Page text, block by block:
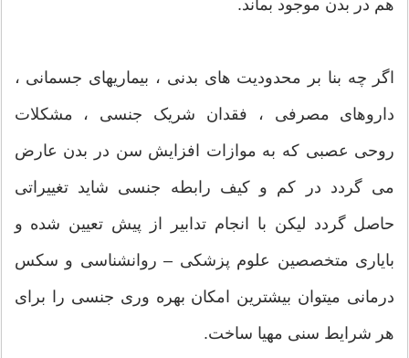
هم در بدن موجود بماند.
اگر چه بنا بر محدودیت های بدنی ، بیماریهای جسمانی ،
داروهای مصرفی ، فقدان شریک جنسی ، مشکلات
روحی عصبی که به موازات افزایش سن در بدن عارض
می گردد در کم و کیف رابطه جنسی شاید تغییراتی
حاصل گردد لیکن با انجام تدابیر از پیش تعیین شده و
بایاری متخصصین علوم پزشکی – روانشناسی و سکس
درمانی میتوان بیشترین امکان بهره وری جنسی را برای
هر شرایط سنی مهیا ساخت.